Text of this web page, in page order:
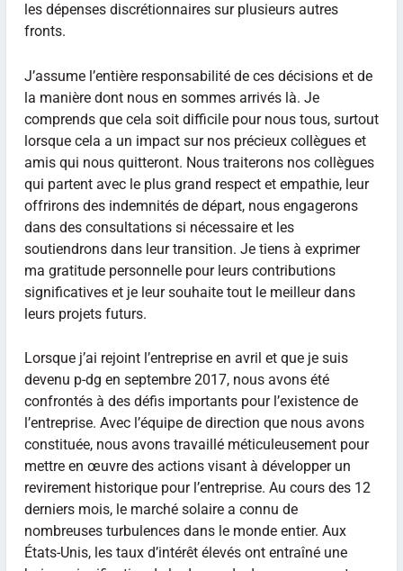
les dépenses discrétionnaires sur plusieurs autres
fronts.
J’assume l’entière responsabilité de ces décisions et de
la manière dont nous en sommes arrivés là. Je
comprends que cela soit difficile pour nous tous, surtout
lorsque cela a un impact sur nos précieux collègues et
amis qui nous quitteront. Nous traiterons nos collègues
qui partent avec le plus grand respect et empathie, leur
offrirons des indemnités de départ, nous engagerons
dans des consultations si nécessaire et les
soutiendrons dans leur transition. Je tiens à exprimer
ma gratitude personnelle pour leurs contributions
significatives et je leur souhaite tout le meilleur dans
leurs projets futurs.
Lorsque j’ai rejoint l’entreprise en avril et que je suis
devenu p-dg en septembre 2017, nous avons été
confrontés à des défis importants pour l’existence de
l’entreprise. Avec l’équipe de direction que nous avons
constituée, nous avons travaillé méticuleusement pour
mettre en œuvre des actions visant à développer un
revirement historique pour l’entreprise. Au cours des 12
derniers mois, le marché solaire a connu de
nombreuses turbulences dans le monde entier. Aux
États-Unis, les taux d’intérêt élevés ont entraîné une